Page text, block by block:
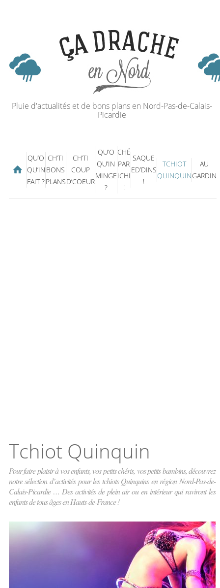
Pluie d'actualités et de bons plans en Nord-Pas-de-Calais-
Picardie
QU’O
QU’IN
FAIT ?
CH’TI
BONS
PLANS
CH’TI
COUP
D’COEUR
QU’O
QU’IN
MINGE
?
CHÉ
PAR
ICHI
!
SAQUE
ED’DINS
!
TCHIOT
QUINQUIN
AU
GARDIN
Tchiot Quinquin
Pour faire plaisir à vos enfants, vos petits chéris, vos petits bambins, découvrez
notre sélection d’activités pour les tchiots Quinquins en région Nord-Pas-de-
Calais-Picardie … Des activités de plein air ou en intérieur qui raviront les
enfants de tous âges en Hauts-de-France !